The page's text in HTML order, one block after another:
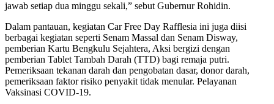
jawab setiap dua minggu sekali,” sebut Gubernur Rohidin.
Dalam pantauan, kegiatan Car Free Day Rafflesia ini juga diisi
berbagai kegiatan seperti Senam Massal dan Senam Disway,
pemberian Kartu Bengkulu Sejahtera, Aksi bergizi dengan
pemberian Tablet Tambah Darah (TTD) bagi remaja putri.
Pemeriksaan tekanan darah dan pengobatan dasar, donor darah,
pemeriksaan faktor risiko penyakit tidak menular. Pelayanan
Vaksinasi COVID-19.